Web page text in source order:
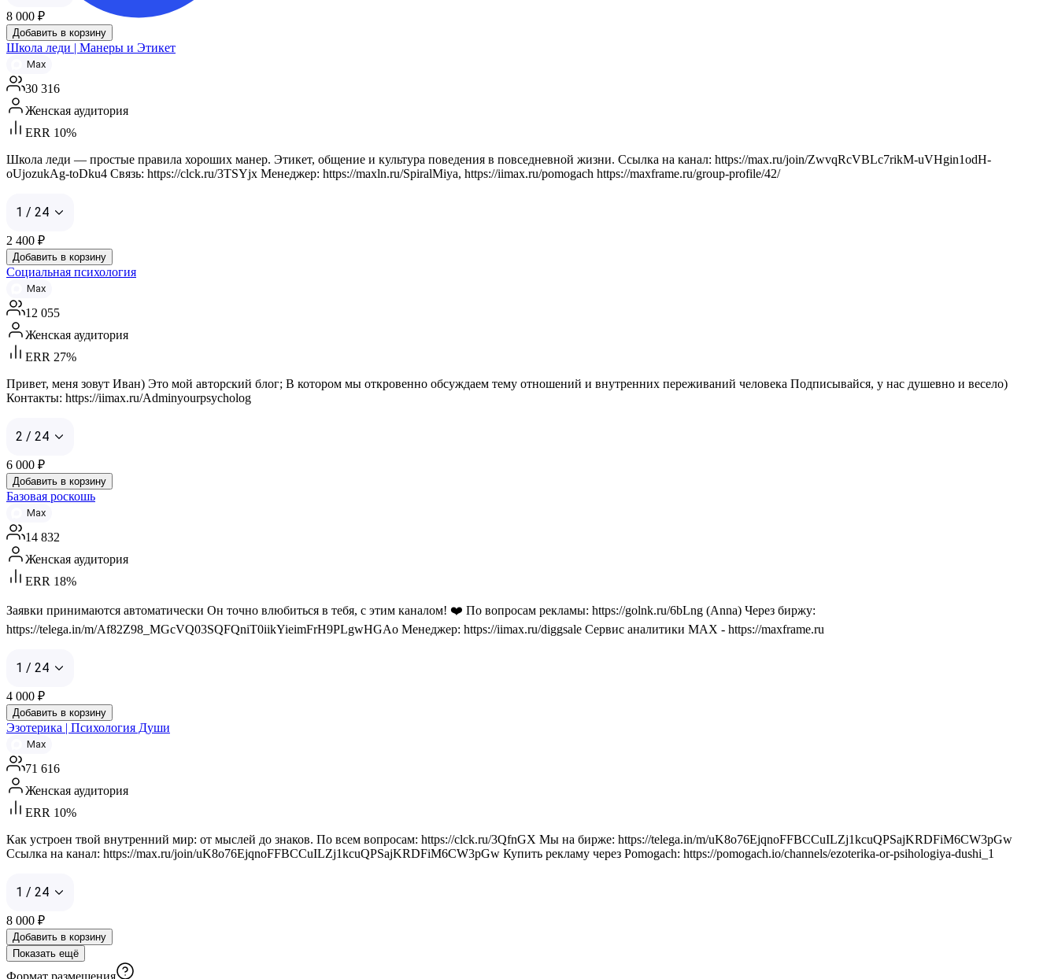
8 000 ₽
Добавить в корзину
Школа леди | Манеры и Этикет
Max
30 316
Женская аудитория
ERR 10%
Школа леди — простые правила хороших манер. Этикет, общение и культура поведения в повседневной жизни. Ссылка на канал: https://max.ru/join/ZwvqRcVBLc7rikM-uVHgin1odH-
oUjozukAg-toDku4 Связь: https://clck.ru/3TSYjx Менеджер: https://maxln.ru/SpiralMiya, https://iimax.ru/pomogach https://maxframe.ru/group-profile/42/
1 / 24
2 400 ₽
Добавить в корзину
Социальная психология
Max
12 055
Женская аудитория
ERR 27%
Привет, меня зовут Иван) Это мой авторский блог; В котором мы откровенно обсуждаем тему отношений и внутренних переживаний человека Подписывайся, у нас душевно и весело)
Контакты: https://iimax.ru/Adminyourpsycholog
2 / 24
6 000 ₽
Добавить в корзину
Базовая роскошь
Max
14 832
Женская аудитория
ERR 18%
Заявки принимаются автоматически Он точно влюбиться в тебя, с этим каналом! ❤️ По вопросам рекламы: https://golnk.ru/6bLng (Anna) Через биржу:
https://telega.in/m/Af82Z98_MGcVQ03SQFQniT0iikYieimFrH9PLgwHGAo Менеджер: https://iimax.ru/diggsale Сервис аналитики MAX - https://maxframe.ru
1 / 24
4 000 ₽
Добавить в корзину
Эзотерика | Психология Души
Max
71 616
Женская аудитория
ERR 10%
Как устроен твой внутренний мир: от мыслей до знаков. По всем вопросам: https://clck.ru/3QfnGX Мы на бирже: https://telega.in/m/uK8o76EjqnoFFBCCuILZj1kcuQPSajKRDFiM6CW3pGw
Ссылка на канал: https://max.ru/join/uK8o76EjqnoFFBCCuILZj1kcuQPSajKRDFiM6CW3pGw Купить рекламу через Pomogach: https://pomogach.io/channels/ezoterika-or-psihologiya-dushi_1
1 / 24
8 000 ₽
Добавить в корзину
Показать ещё
Формат размещения